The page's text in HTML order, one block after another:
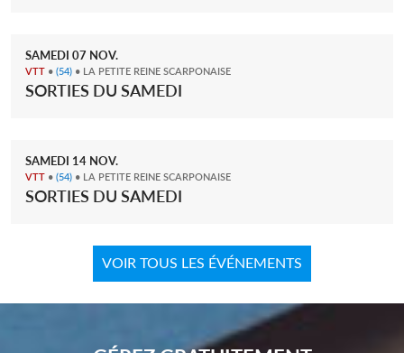
SAMEDI 07 NOV.
VTT • (54) • LA PETITE REINE SCARPONAISE
SORTIES DU SAMEDI
SAMEDI 14 NOV.
VTT • (54) • LA PETITE REINE SCARPONAISE
SORTIES DU SAMEDI
VOIR TOUS LES ÉVÉNEMENTS